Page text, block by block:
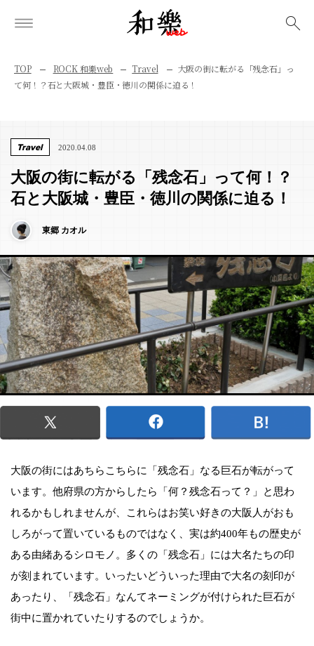
TOP ROCK 和樂web Travel
大阪の街に転がる「残念石」っ
て何！？石と大阪城・豊臣・徳川の関係に迫る！
Travel 2020.04.08
大阪の街に転がる「残念石」って何！？
石と大阪城・豊臣・徳川の関係に迫る！
東郷 カオル
大阪の街にはあちらこちらに「残念石」なる巨石が転がって
います。他府県の方からしたら「何？残念石って？」と思わ
れるかもしれませんが、これらはお笑い好きの大阪人がおも
しろがって置いているものではなく、実は約400年もの歴史が
ある由緒あるシロモノ。多くの「残念石」には大名たちの印
が刻まれています。いったいどういった理由で大名の刻印が
あったり、「残念石」なんてネーミングが付けられた巨石が
街中に置かれていたりするのでしょうか。